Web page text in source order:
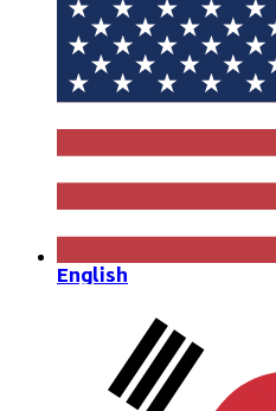
English